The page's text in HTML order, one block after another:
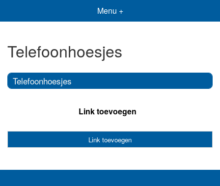
Menu +
Telefoonhoesjes
Telefoonhoesjes
Link toevoegen
Link toevoegen